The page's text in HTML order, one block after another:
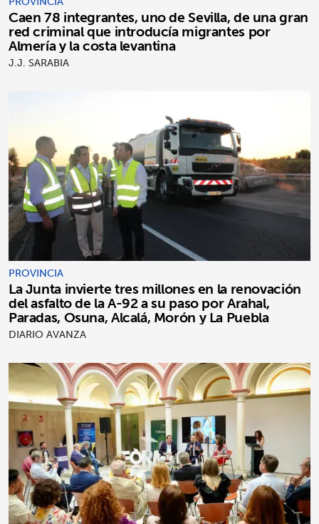
Caen 78 integrantes, uno de Sevilla, de una gran
red criminal que introducía migrantes por
Almería y la costa levantina
J.J. SARABIA
PROVINCIA
La Junta invierte tres millones en la renovación
del asfalto de la A-92 a su paso por Arahal,
Paradas, Osuna, Alcalá, Morón y La Puebla
DIARIO AVANZA